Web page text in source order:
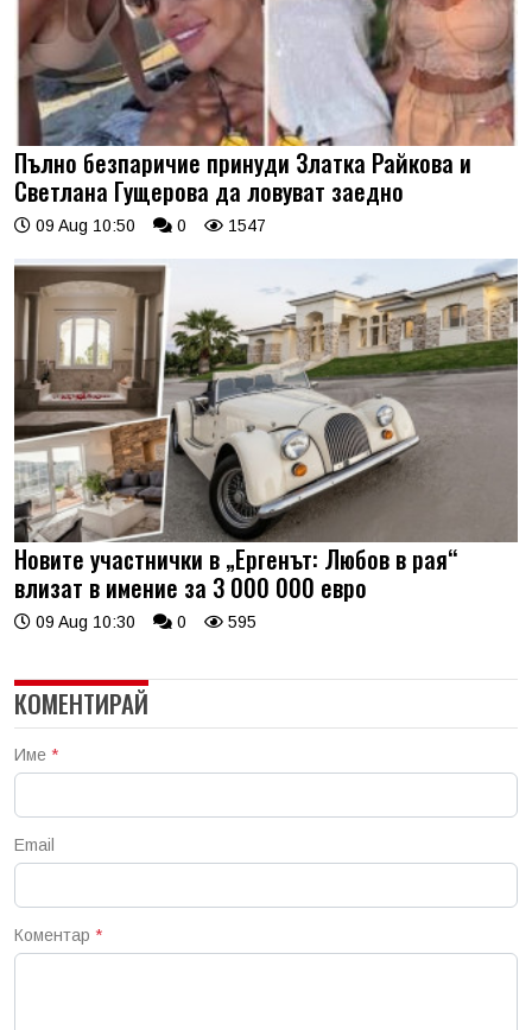
Пълно безпаричие принуди Златка Райкова и
Светлана Гущерова да ловуват заедно
09 Aug 10:50 0 1547
Новите участнички в „Ергенът: Любов в рая“
влизат в имение за 3 000 000 евро
09 Aug 10:30 0 595
КОМЕНТИРАЙ
Име *
Email
Коментар *